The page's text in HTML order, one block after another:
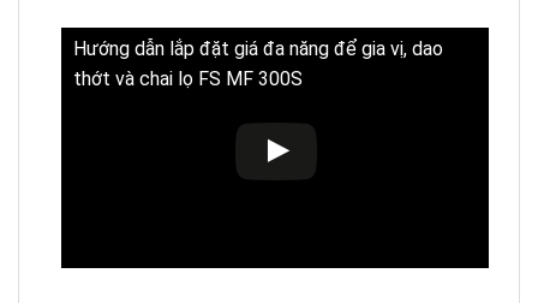
Hướng dẫn lắp đặt giá đa năng để gia vị, dao
thớt và chai lọ FS MF 300S